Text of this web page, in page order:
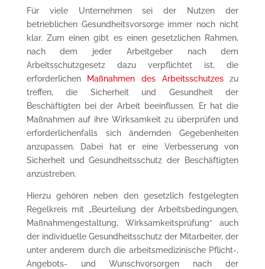
Für viele Unternehmen sei der Nutzen der
betrieblichen Gesundheitsvorsorge immer noch nicht
klar. Zum einen gibt es einen gesetzlichen Rahmen,
nach dem jeder Arbeitgeber nach dem
Arbeitsschutzgesetz dazu verpflichtet ist, die
erforderlichen Maßnahmen des Arbeitsschutzeszu
treffen, die Sicherheit und Gesundheit der
Beschäftigten bei der Arbeit beeinflussen. Er hat die
Maßnahmen auf ihre Wirksamkeit zu überprüfen und
erforderlichenfalls sich ändernden Gegebenheiten
anzupassen. Dabei hat er eine Verbesserung von
Sicherheit und Gesundheitsschutz der Beschäftigten
anzustreben.
Hierzu gehören neben den gesetzlich festgelegten
Regelkreis mit „Beurteilung der Arbeitsbedingungen,
Maßnahmengestaltung, Wirksamkeitsprüfung“ auch
der individuelle Gesundheitsschutz der Mitarbeiter, der
unter anderem durch die arbeitsmedizinische Pflicht-,
Angebots- und Wunschvorsorgen nach der